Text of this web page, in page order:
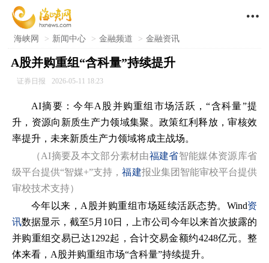

海峡网 > 新闻中心 > 金融频道 > 金融资讯
A股并购重组“含科量”持续提升
证券日报 2026-05-11 18:23
AI摘要：今年A股并购重组市场活跃，“含科量”提
升，资源向新质生产力领域集聚。政策红利释放，审核效
率提升，未来新质生产力领域将成主战场。
（AI摘要及本文部分素材由福建省智能媒体资源库省
级平台提供“智媒+”支持，福建报业集团智能审校平台提供
审校技术支持）
今年以来，A股并购重组市场延续活跃态势。Wind资
讯数据显示，截至5月10日，上市公司今年以来首次披露的
并购重组交易已达1292起，合计交易金额约4248亿元。整
体来看，A股并购重组市场“含科量”持续提升。